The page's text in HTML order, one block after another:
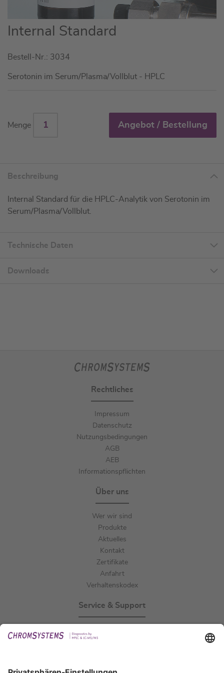
Zum
Anfang
Bildgalerie
springen
Internal Standard
Bestell-Nr.: 3034
Serotonin im Serum/Plasma/Vollblut - HPLC
Menge Angebot / Bestellung
Beschreibung
Internal Standard für die HPLC-Analytik von Serotonin im
Serum/Plasma/Vollblut.
Technische Daten
Downloads
Rechtliches
Impressum
Datenschutz
Nutzungsbedingungen
AGB
AEB
Informationspflichten
Über uns
Wer wir sind
Produkte
Aktuelles
Kontakt
Zertifikate
Anfahrt
Verhaltenskodex
Service & Support